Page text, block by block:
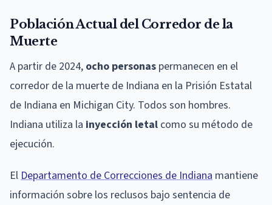
Población Actual del Corredor de la
Muerte
A partir de 2024, ocho personas permanecen en el
corredor de la muerte de Indiana en la Prisión Estatal
de Indiana en Michigan City. Todos son hombres.
Indiana utiliza la inyección letal como su método de
ejecución.
El Departamento de Correcciones de Indiana mantiene
información sobre los reclusos bajo sentencia de